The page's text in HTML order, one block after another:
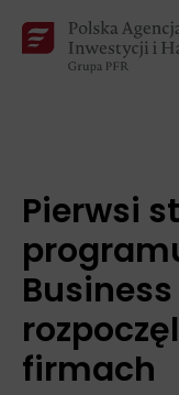
Pierwsi
firmach